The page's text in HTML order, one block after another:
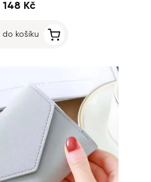
148 Kč
do košíku